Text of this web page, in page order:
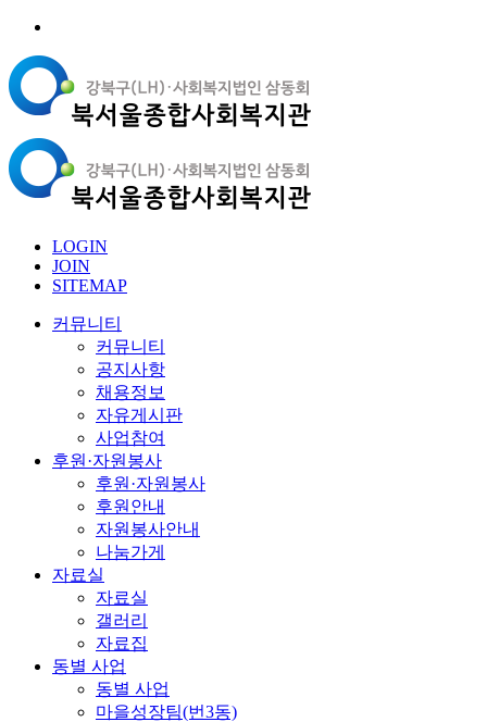
LOGIN
JOIN
SITEMAP
커뮤니티
커뮤니티
공지사항
채용정보
자유게시판
사업참여
후원·자원봉사
후원·자원봉사
후원안내
자원봉사안내
나눔가게
자료실
자료실
갤러리
자료집
동별 사업
동별 사업
마을성장팀(번3동)